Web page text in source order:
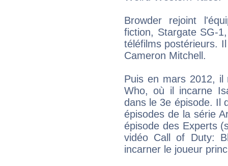
Browder rejoint
fiction, Stargate SG-
téléfilms postérieurs.
Cameron Mitchell.
Puis en mars 2012, il
Who, où il incarne
dans le 3e épisode. Il
épisodes de la série
épisode des Experts
vidéo Call of Duty:
incarner le joueur